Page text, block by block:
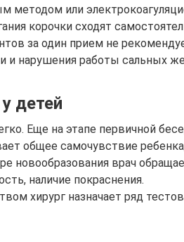
методом или
корочки сходят
за один прием не
и нарушения работы сальных
детей
Еще на этапе первичной
общее самочувствие
новообразования врач
наличие покраснения.
хирург назначает ряд